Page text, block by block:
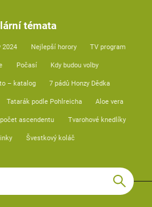
témata
2024 Nejlepší horory TV program
Počasí Kdy budou volby
– katalog 7 pádů Honzy Dědka
Tatarák podle Pohlreicha Aloe vera
ascendentu Tvarohové knedlíky
Švestkový koláč